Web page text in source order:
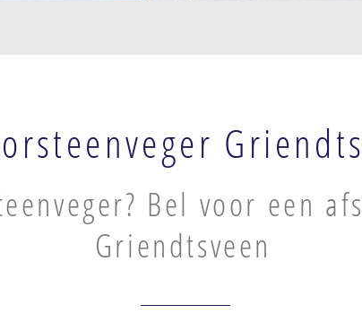
Bel voor een
Griendtsveen